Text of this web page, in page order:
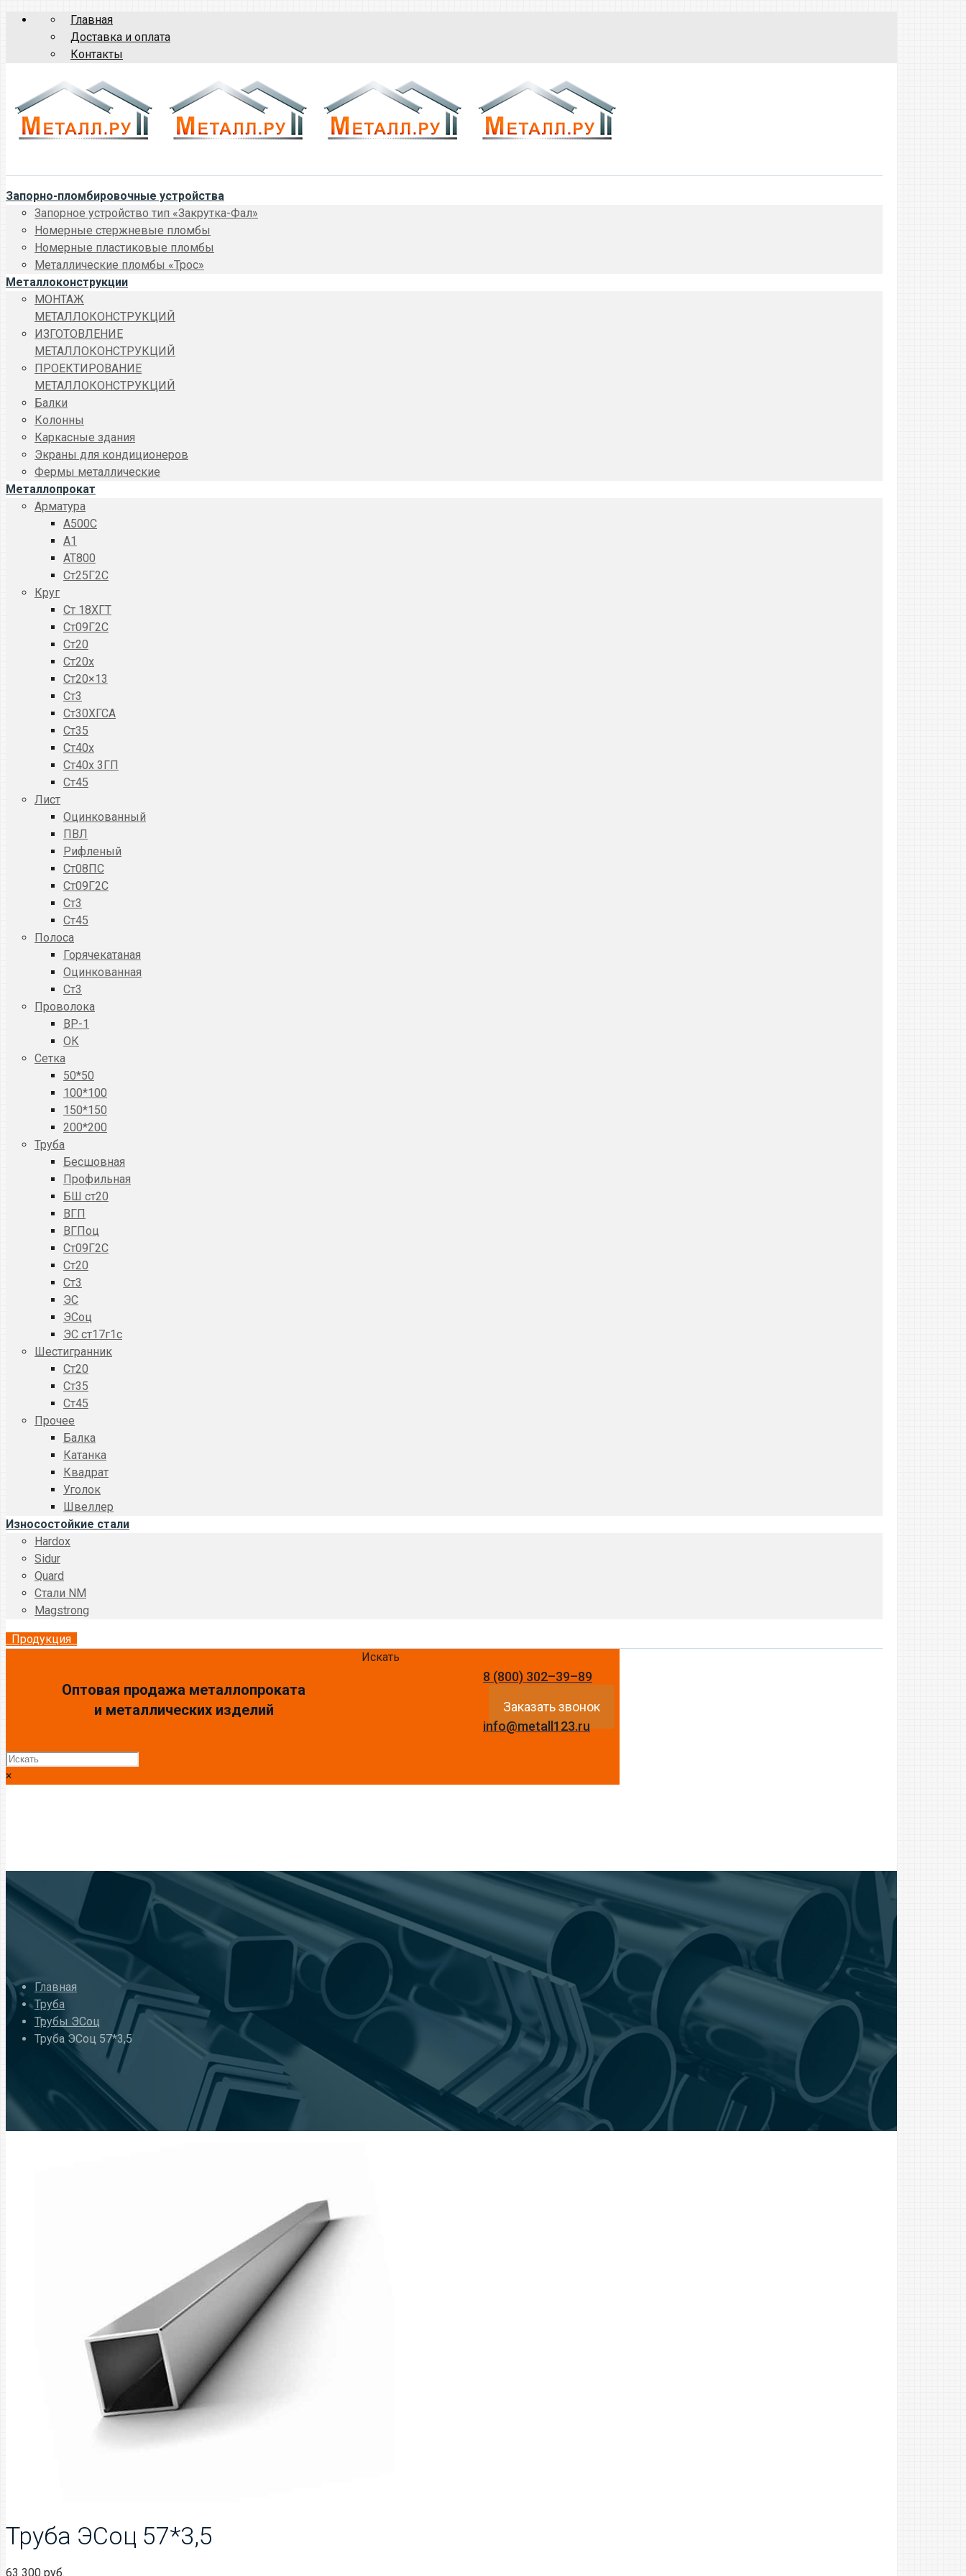
Главная
Доставка и оплата
Контакты
Запорно-пломбировочные устройства
Запорное устройство тип «Закрутка-Фал»
Номерные стержневые пломбы
Номерные пластиковые пломбы
Металлические пломбы «Трос»
Металлоконструкции
МОНТАЖ
МЕТАЛЛОКОНСТРУКЦИЙ
ИЗГОТОВЛЕНИЕ
МЕТАЛЛОКОНСТРУКЦИЙ
ПРОЕКТИРОВАНИЕ
МЕТАЛЛОКОНСТРУКЦИЙ
Балки
Колонны
Каркасные здания
Экраны для кондиционеров
Фермы металлические
Металлопрокат
Арматура
A500C
А1
АТ800
Ст25Г2С
Круг
Ст 18ХГТ
Ст09Г2С
Ст20
Ст20x
Ст20×13
Ст3
Ст30ХГСА
Ст35
Ст40х
Ст40х 3ГП
Ст45
Лист
Оцинкованный
ПВЛ
Рифленый
Ст08ПС
Ст09Г2С
Ст3
Ст45
Полоса
Горячекатаная
Оцинкованная
Ст3
Проволока
ВР-1
ОК
Сетка
50*50
100*100
150*150
200*200
Труба
Бесшовная
Профильная
БШ ст20
ВГП
ВГПоц
Ст09Г2С
Ст20
Ст3
ЭС
ЭСоц
ЭС ст17г1с
Шестигранник
Ст20
Ст35
Ст45
Прочее
Балка
Катанка
Квадрат
Уголок
Швеллер
Износостойкие стали
Hardox
Sidur
Quard
Стали NM
Magstrong
Продукция
Оптовая продажа металлопроката
и металлических изделий
8 (800) 302–39–89
Заказать звонок
info@metall123.ru
Искать
×
Главная
Труба
Трубы ЭСоц
Труба ЭСоц 57*3,5
Труба ЭСоц 57*3,5
63 300 руб.